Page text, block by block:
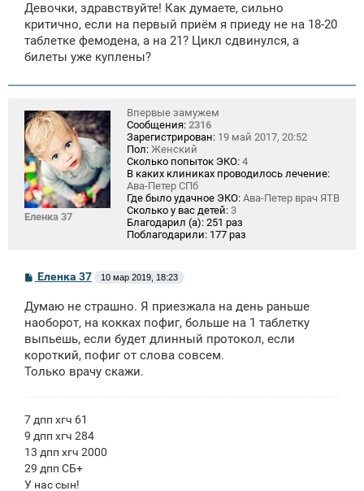
б
щ
н
и
Девочки, здравствуйте! Как думаете, сильно
критично, если на первый приём я приеду не на 18-20
таблетке фемодена, а на 21? Цикл сдвинулся, а
билеты уже куплены?
Еленка 37
Впервые замужем
Сообщения: 2316
Зарегистрирован: 19 май 2017, 20:52
Пол: Женский
Сколько попыток ЭКО: 4
В каких клиниках проводилось лечение:
Ава-Петер СПб
Где было удачное ЭКО: Ава-Петер врач ЯТВ
Сколько у вас детей: 3
Благодарил (а): 251 раз
Поблагодарили: 177 раз
С
б
щ
н
и
Еленка 37 10 мар 2019, 18:23
Думаю не страшно. Я приезжала на день раньше
наоборот, на кокках пофиг, больше на 1 таблетку
выпьешь, если будет длинный протокол, если
короткий, пофиг от слова совсем.
Только врачу скажи.
7 дпп хгч 61
9 дпп хгч 284
13 дпп хгч 2000
29 дпп СБ+
У нас сын!